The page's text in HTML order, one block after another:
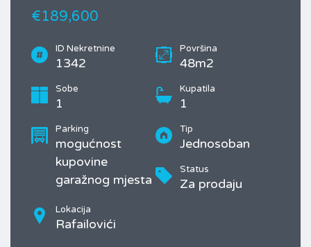
€189,600
ID Nekretnine
1342
Površina
48m2
Sobe
1
Kupatila
1
Parking
mogućnost
kupovine
garažnog mjesta
Tip
Jednosoban
Status
Za prodaju
Lokacija
Rafailovići